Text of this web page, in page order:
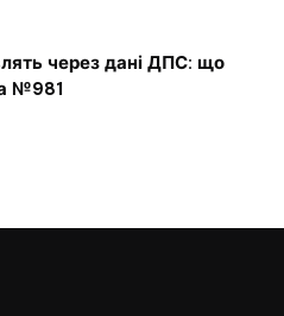
через дані ДПС: що
№981